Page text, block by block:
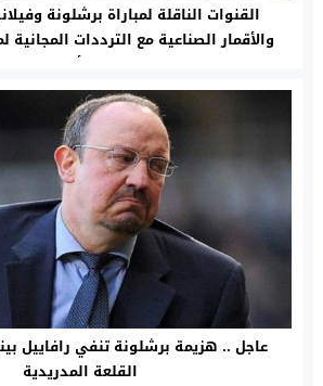
القنوات الناقلة لمباراة برشلونة
والأقمار الصناعية مع الترددات المجانية
الكأس
عاجل .. هزيمة برشلونة تنفي رافاييل
القلعة المدريدية